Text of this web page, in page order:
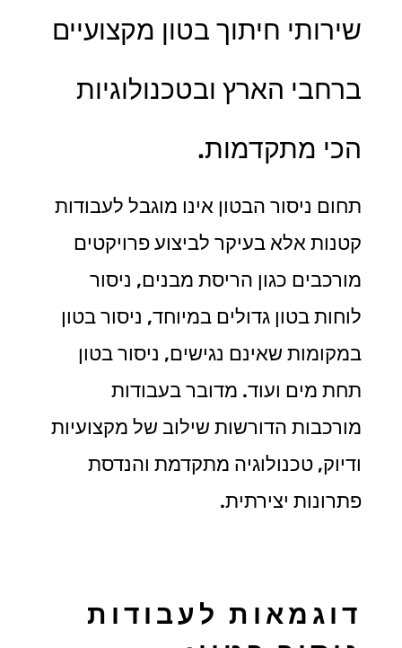
שירותי חיתוך בטון מקצועיים
ברחבי הארץ ובטכנולוגיות
הכי מתקדמות.
תחום ניסור הבטון אינו מוגבל לעבודות
קטנות אלא בעיקר לביצוע פרויקטים
מורכבים כגון הריסת מבנים, ניסור
לוחות בטון גדולים במיוחד, ניסור בטון
במקומות שאינם נגישים, ניסור בטון
תחת מים ועוד. מדובר בעבודות
מורכבות הדורשות שילוב של מקצועיות
ודיוק, טכנולוגיה מתקדמת והנדסת
פתרונות יצירתית.
דוגמאות לעבודות